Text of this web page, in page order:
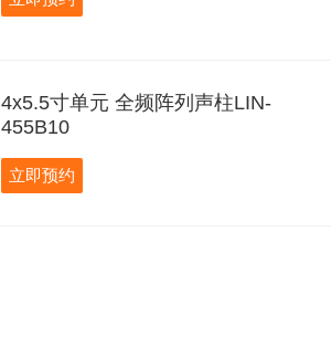
4x5.5寸单元 全频阵列声柱LIN-
455B10
立即预约